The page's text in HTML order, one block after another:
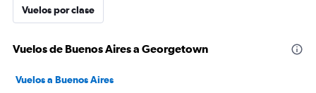
Vuelos por clase
Vuelos de Buenos Aires a Georgetown
Vuelos a Buenos Aires